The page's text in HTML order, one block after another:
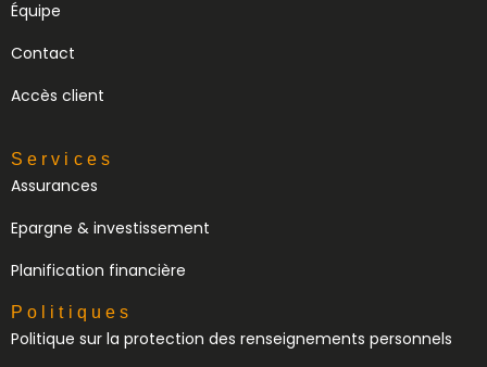
Équipe
Contact
Accès client
Services
Assurances
Epargne & investissement
Planification financière
Politiques
Politique sur la protection des renseignements personnels